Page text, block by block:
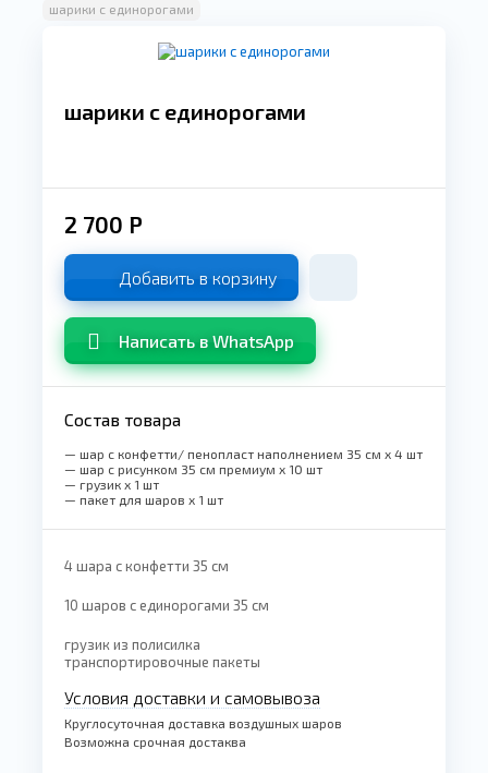
шарики с единорогами
шарики с единорогами
2 700 Р
Добавить в корзину
Написать в WhatsApp
Состав товара
— шар с конфетти/ пенопласт наполнением 35 см x 4 шт
— шар с рисунком 35 см премиум x 10 шт
— грузик x 1 шт
— пакет для шаров x 1 шт
4 шара с конфетти 35 см
10 шаров с единорогами 35 см
грузик из полисилка
транспортировочные пакеты
Условия доставки и самовывоза
Круглосуточная доставка воздушных шаров
Возможна срочная достаква